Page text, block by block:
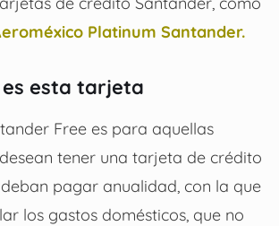
Platinum Santander.
esta tarjeta
Free es para aquellas
tener una tarjeta de crédito
pagar anualidad, con la que
los gastos domésticos, que no